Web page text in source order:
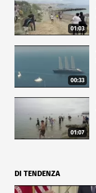
01:03
00:33
01:07
DI TENDENZA